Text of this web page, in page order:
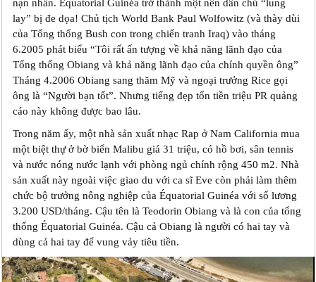
nạn nhân. Équatorial Guinéa trở thành một nền dân chủ “lung
lay” bị đe dọa! Chủ tịch World Bank Paul Wolfowitz (và thày dùi
của Tổng thống Bush con trong chiến tranh Iraq) vào tháng
6.2005 phát biểu “Tôi rất ấn tượng về khả năng lãnh đạo của
Tổng thống Obiang và khả năng lãnh đạo của chính quyền ông”
Tháng 4.2006 Obiang sang thăm Mỹ và ngoại trưởng Rice gọi
ông là “Người bạn tốt”. Nhưng tiếng đẹp tốn tiền triệu PR quảng
cáo này không được bao lâu.
Trong năm ấy, một nhà sản xuất nhạc Rap ở Nam California mua
một biệt thự ở bờ biển Malibu giá 31 triệu, có hồ bơi, sân tennis
và nước nóng nước lạnh với phòng ngủ chính rộng 450 m2. Nhà
sản xuất này ngoài việc giao du với ca sĩ Eve còn phải làm thêm
chức bộ trưởng nông nghiệp của Équatorial Guinéa với số lương
3.200 USD/tháng. Cậu tên là Teodorin Obiang và là con của tổng
thống Équatorial Guinéa. Cậu cả Obiang là người có hai tay và
dùng cả hai tay để vung vảy tiêu tiền.